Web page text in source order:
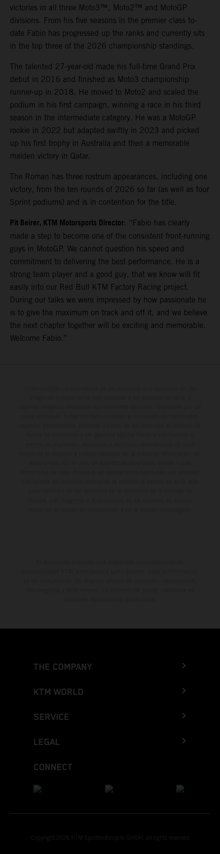
victories in all three Moto3™, Moto2™ and MotoGP
divisions. From his five seasons in the premier class to-
date Fabio has progressed up the ranks and currently sits
in the top three of the 2026 championship standings.
The talented 27-year-old made his full-time Grand Prix
debut in 2016 and finished as Moto3 championship
runner-up in 2018. He moved to Moto2 and scaled the
podium in his first campaign, winning a race in his third
season in the intermediate category. He was a MotoGP
rookie in 2022 but adapted swiftly in 2023 and picked
up his first trophy in Australia and then a memorable
maiden victory in Qatar.
The Roman has three rostrum appearances, including one
victory, from the ten rounds of 2026 so far (as well as four
Sprint podiums) and is in contention for the title.
Pit Beirer, KTM Motorsports Director: “Fabio has clearly
made a step to become one of the consistent front-running
guys in MotoGP. We cannot question his speed and
commitment to delivering the best performance. He is a
strong team player and a good guy, that we know will fit
easily into our Red Bull KTM Factory Racing project.
During our talks we were impressed by how passionate he
is to give the maximum on track and off it, and we believe
the next chapter together will be exciting and memorable.
Welcome Fabio.”
THE COMPANY
KTM WORLD
SERVICE
LEGAL
CONNECT
Copyright 2026 KTM Sportmotorcycle GmbH, all rights reserved